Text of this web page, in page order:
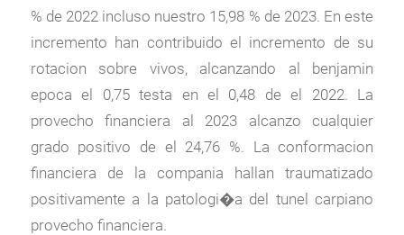
% de 2022 incluso nuestro 15,98 % de 2023. En este
incremento han contribuido el incremento de su
rotacion sobre vivos, alcanzando al benjamin
epoca el 0,75 testa en el 0,48 de el 2022. La
provecho financiera al 2023 alcanzo cualquier
grado positivo de el 24,76 %. La conformacion
financiera de la compania hallan traumatizado
positivamente a la patologi�a del tunel carpiano
provecho financiera.